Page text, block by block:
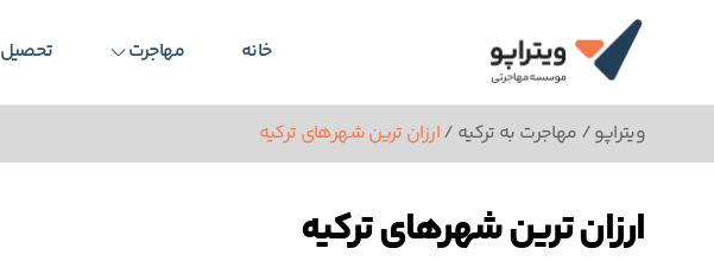
خانه مهاجرت تحصیل
ویتراپو/ مهاجرت به ترکیه /ارزان ترین شهرهای ترکیه
ارزان ترین شهرهای ترکیه